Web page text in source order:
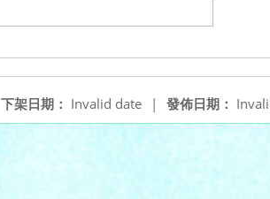
發佈日期：
下架日期： Invalid date |